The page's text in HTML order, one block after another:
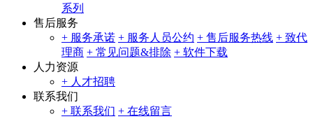
系列
售后服务
+ 服务承诺 + 服务人员公约 + 售后服务热线 + 致代
理商 + 常见问题&排除 + 软件下载
人力资源
+ 人才招聘
联系我们
+ 联系我们 + 在线留言